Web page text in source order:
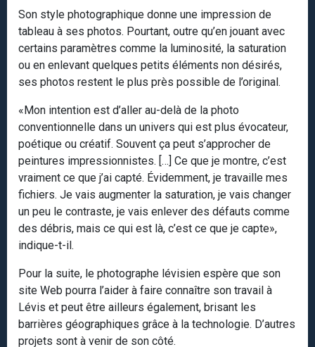
Son style photographique donne une impression de
tableau à ses photos. Pourtant, outre qu’en jouant avec
certains paramètres comme la luminosité, la saturation
ou en enlevant quelques petits éléments non désirés,
ses photos restent le plus près possible de l’original.
«Mon intention est d’aller au-delà de la photo
conventionnelle dans un univers qui est plus évocateur,
poétique ou créatif. Souvent ça peut s’approcher de
peintures impressionnistes. […] Ce que je montre, c’est
vraiment ce que j’ai capté. Évidemment, je travaille mes
fichiers. Je vais augmenter la saturation, je vais changer
un peu le contraste, je vais enlever des défauts comme
des débris, mais ce qui est là, c’est ce que je capte»,
indique-t-il.
Pour la suite, le photographe lévisien espère que son
site Web pourra l’aider à faire connaître son travail à
Lévis et peut être ailleurs également, brisant les
barrières géographiques grâce à la technologie. D’autres
projets sont à venir de son côté.